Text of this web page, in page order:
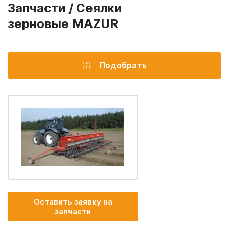
Запчасти / Сеялки
зерновые MAZUR
Подобрать
Оставить заявку на
запчасти